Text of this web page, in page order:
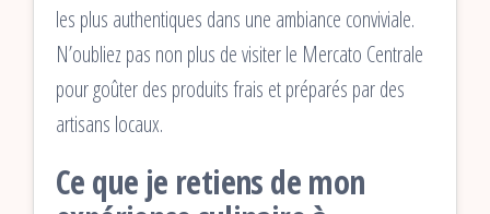
les plus authentiques dans une ambiance conviviale.
N’oubliez pas non plus de visiter le Mercato Centrale
pour goûter des produits frais et préparés par des
artisans locaux.
Ce que je retiens de mon